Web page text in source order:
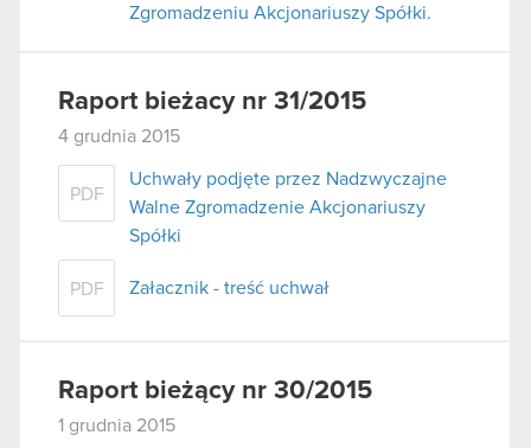
Zgromadzeniu Akcjonariuszy Spółki.
Raport bieżacy nr 31/2015
4 grudnia 2015
PDF
Uchwały podjęte przez Nadzwyczajne
Walne Zgromadzenie Akcjonariuszy
Spółki
PDF Załacznik - treść uchwał
Raport bieżący nr 30/2015
1 grudnia 2015